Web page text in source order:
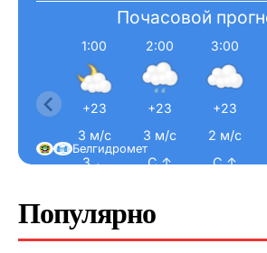
Почасовой
1:00
+23
3 м/с
З ←
2:00
+23
3 м/с
С ↑
3:00
+23
2 м/с
С ↑
Белгидромет
Популярно